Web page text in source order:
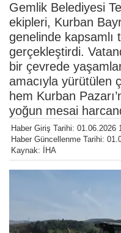
Gemlik Belediyesi
ekipleri, Kurban
genelinde kapsamlı
gerçekleştirdi.
bir çevrede
amacıyla yürütülen
hem Kurban
yoğun mesai
Haber Giriş Tarihi: 01.06.2026
Haber Güncellenme Tarihi:
Kaynak: İHA